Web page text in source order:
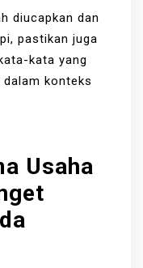
diucapkan dan
pastikan juga
kata yang
konteks
Usaha